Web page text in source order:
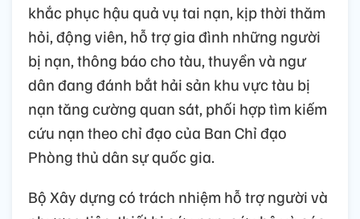
khắc phục hậu quả vụ tai nạn, kịp thời thăm
hỏi, động viên, hỗ trợ gia đình những người
bị nạn, thông báo cho tàu, thuyền và ngư
dân đang đánh bắt hải sản khu vực tàu bị
nạn tăng cường quan sát, phối hợp tìm kiếm
cứu nạn theo chỉ đạo của Ban Chỉ đạo
Phòng thủ dân sự quốc gia.
Bộ Xây dựng có trách nhiệm hỗ trợ người và